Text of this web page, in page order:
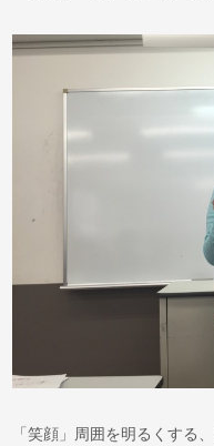
「笑顔」周囲を明るくす